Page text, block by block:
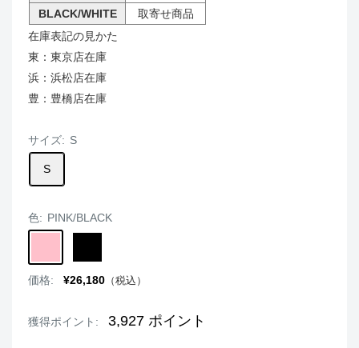
BLACK/WHITE
取寄せ商品
在庫表記の見かた
東：東京店在庫
浜：浜松店在庫
豊：豊橋店在庫
サイズ: S
S
色: PINK/BLACK
価格:
販
¥26,180 （税込）
獲得ポイント: 3,927 ポイント